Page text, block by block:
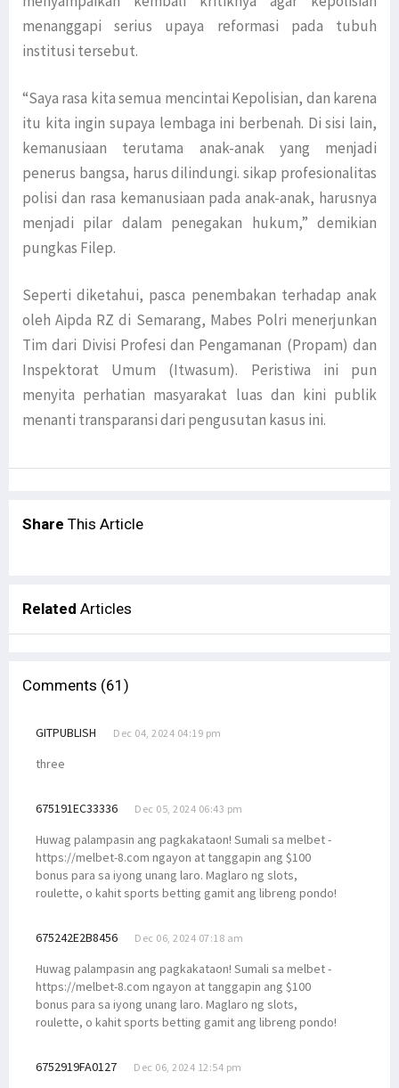
menanggapi serius upaya reformasi pada tubuh
institusi tersebut.
“Saya rasa kita semua mencintai Kepolisian, dan karena
itu kita ingin supaya lembaga ini berbenah. Di sisi lain,
kemanusiaan terutama anak-anak yang menjadi
penerus bangsa, harus dilindungi. sikap profesionalitas
polisi dan rasa kemanusiaan pada anak-anak, harusnya
menjadi pilar dalam penegakan hukum,” demikian
pungkas Filep.
Seperti diketahui, pasca penembakan terhadap anak
oleh Aipda RZ di Semarang, Mabes Polri menerjunkan
Tim dari Divisi Profesi dan Pengamanan (Propam) dan
Inspektorat Umum (Itwasum). Peristiwa ini pun
menyita perhatian masyarakat luas dan kini publik
menanti transparansi dari pengusutan kasus ini.
Share This Article
Related Articles
Comments (61)
GITPUBLISH Dec 04, 2024 04:19 pm
three
675191EC33336 Dec 05, 2024 06:43 pm
Huwag palampasin ang pagkakataon! Sumali sa melbet -
https://melbet-8.com ngayon at tanggapin ang $100
bonus para sa iyong unang laro. Maglaro ng slots,
roulette, o kahit sports betting gamit ang libreng pondo!
675242E2B8456 Dec 06, 2024 07:18 am
Huwag palampasin ang pagkakataon! Sumali sa melbet -
https://melbet-8.com ngayon at tanggapin ang $100
bonus para sa iyong unang laro. Maglaro ng slots,
roulette, o kahit sports betting gamit ang libreng pondo!
6752919FA0127 Dec 06, 2024 12:54 pm